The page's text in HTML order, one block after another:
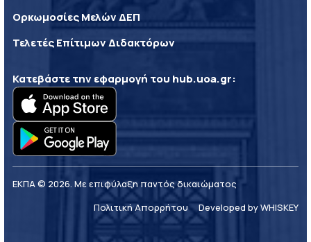
Ορκωμοσίες Μελών ΔΕΠ
Τελετές Επίτιμων Διδακτόρων
Κατεβάστε την εφαρμογή του hub.uoa.gr:
ΕΚΠΑ © 2026. Με επιφύλαξη παντός δικαιώματος
Πολιτική Απορρήτου
Developed by WHISKEY